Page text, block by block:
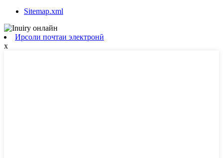
Sitemap.xml
Ирсоли почтаи электронӣ
x